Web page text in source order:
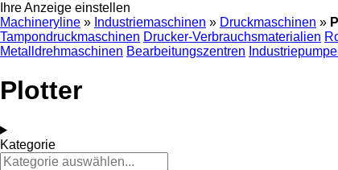
Ihre Anzeige einstellen
Machineryline » Industriemaschinen » Druckmaschinen »
Tampondruckmaschinen Drucker-Verbrauchsmaterialien
Metalldrehmaschinen Bearbeitungszentren
Plotter
Kategorie